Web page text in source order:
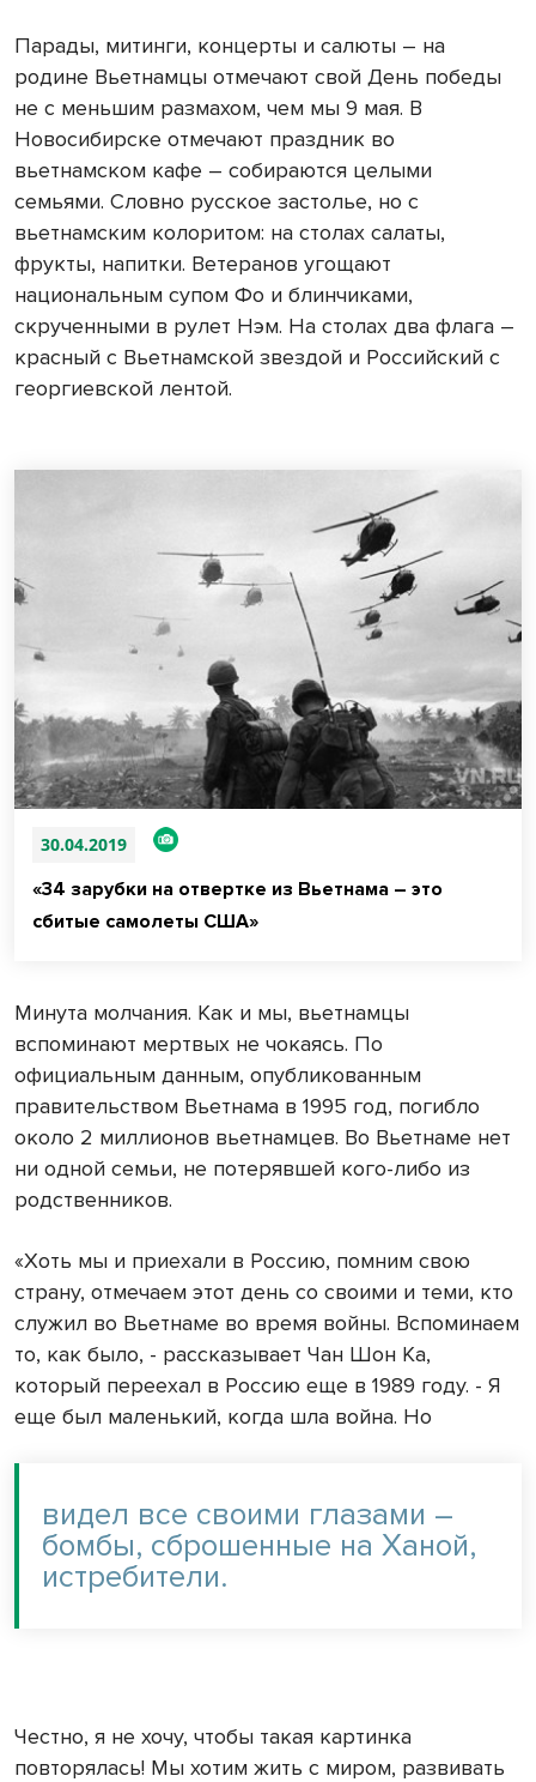
Парады, митинги, концерты и салюты – на
родине Вьетнамцы отмечают свой День победы
не с меньшим размахом, чем мы 9 мая. В
Новосибирске отмечают праздник во
вьетнамском кафе – собираются целыми
семьями. Словно русское застолье, но с
вьетнамским колоритом: на столах салаты,
фрукты, напитки. Ветеранов угощают
национальным супом Фо и блинчиками,
скрученными в рулет Нэм. На столах два флага –
красный с Вьетнамской звездой и Российский с
георгиевской лентой.
30.04.2019
«34 зарубки на отвертке из Вьетнама – это
сбитые самолеты США»
Минута молчания. Как и мы, вьетнамцы
вспоминают мертвых не чокаясь. По
официальным данным, опубликованным
правительством Вьетнама в 1995 год, погибло
около 2 миллионов вьетнамцев. Во Вьетнаме нет
ни одной семьи, не потерявшей кого-либо из
родственников.
«Хоть мы и приехали в Россию, помним свою
страну, отмечаем этот день со своими и теми, кто
служил во Вьетнаме во время войны. Вспоминаем
то, как было, - рассказывает Чан Шон Ка,
который переехал в Россию еще в 1989 году. - Я
еще был маленький, когда шла война. Но
видел все своими глазами –
бомбы, сброшенные на Ханой,
истребители.
Честно, я не хочу, чтобы такая картинка
повторялась! Мы хотим жить с миром, развивать